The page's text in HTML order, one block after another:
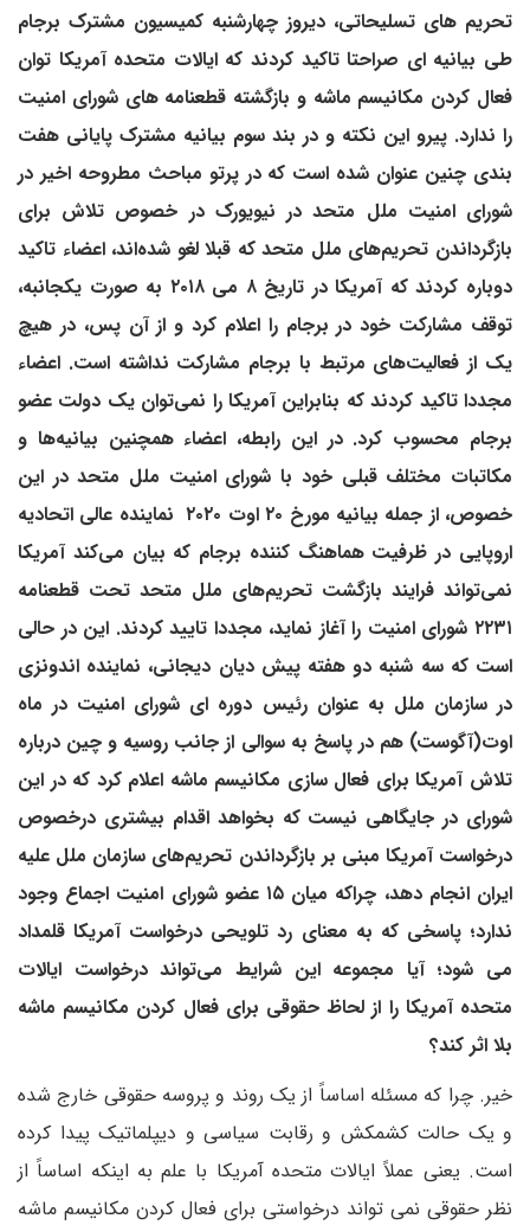
تحریم های تسلیحاتی، دیروز چهارشنبه کمیسیون مشترک برجام
طی بیانیه ای صراحتا تاکید کردند که ایالات متحده آمریکا توان
فعال کردن مکانیسم ماشه و بازگشته قطعنامه های شورای امنیت
را ندارد. پیرو این نکته و در بند سوم بیانیه مشترک پایانی هفت
بندی چنین عنوان شده است که در پرتو مباحث مطروحه اخیر در
شورای امنیت ملل متحد در نیویورک در خصوص تلاش برای
بازگرداندن تحریم‌های ملل متحد که قبلا لغو شده‌اند، اعضاء تاکید
دوباره کردند که آمریکا در تاریخ ۸ می ۲۰۱۸ به صورت یکجانبه،
توقف مشارکت خود در برجام را اعلام کرد و از آن پس، در هیچ
یک از فعالیت‌های مرتبط با برجام مشارکت نداشته است. اعضاء
مجددا تاکید کردند که بنابراین آمریکا را نمی‌توان یک دولت عضو
برجام محسوب کرد. در این رابطه، اعضاء همچنین بیانیه‌ها و
مکاتبات مختلف قبلی خود با شورای امنیت ملل متحد در این
خصوص، از جمله بیانیه مورخ ۲۰ اوت ۲۰۲۰ نماینده عالی اتحادیه
اروپایی در ظرفیت هماهنگ کننده برجام که بیان می‌کند آمریکا
نمی‌تواند فرایند بازگشت تحریم‌های ملل متحد تحت قطعنامه
۲۲۳۱ شورای امنیت را آغاز نماید، مجددا تایید کردند. این در حالی
است که سه شنبه دو هفته پیش دیان دیجانی، نماینده اندونزی
در سازمان ملل به عنوان رئیس دوره ای شورای امنیت در ماه
اوت(آگوست) هم در پاسخ به سوالی از جانب روسیه و چین درباره
تلاش آمریکا برای فعال سازی مکانیسم ماشه اعلام کرد که در این
شورای در جایگاهی نیست که بخواهد اقدام بیشتری درخصوص
درخواست آمریکا مبنی بر بازگرداندن تحریم‌های سازمان ملل علیه
ایران انجام دهد، چراکه میان ۱۵ عضو شورای امنیت اجماع وجود
ندارد؛ پاسخی که به معنای رد تلویحی درخواست آمریکا قلمداد
می شود؛ آیا مجموعه این شرایط می‌تواند درخواست ایالات
متحده آمریکا را از لحاظ حقوقی برای فعال کردن مکانیسم ماشه
بلا اثر کند؟
خیر. چرا که مسئله اساساً از یک روند و پروسه حقوقی خارج شده
و یک حالت کشمکش و رقابت سیاسی و دیپلماتیک پیدا کرده
است. یعنی عملاً ایالات متحده آمریکا با علم به اینکه اساساً از
نظر حقوقی نمی تواند درخواستی برای فعال کردن مکانیسم ماشه